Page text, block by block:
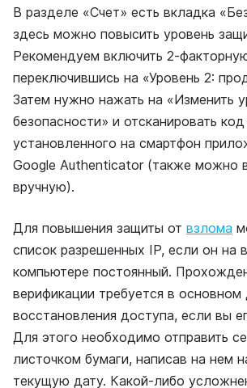
В разделе «Счет» есть вкладка
здесь можно повысить уровень
Рекомендуем включить 2-
переключившись на «Уровень 2:
Затем нужно нажать на «Изменить
безопасности» и отсканировать
установленного на смартфон
Google Authenticator (также можно
вручную).
Для повышения защиты от взлома
список разрешенных IP, если он на
компьютере постоянный.
верификации требуется в основном
восстановления доступа, если вы
Для этого необходимо отправить
листочком бумаги, написав на нем
текущую дату. Какой-либо